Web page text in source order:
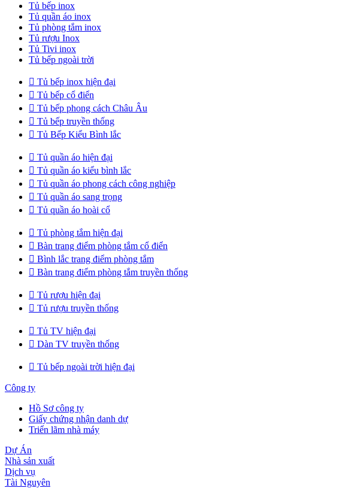
Tủ bếp inox
Tủ quần áo inox
Tủ phòng tắm inox
Tủ rượu Inox
Tủ Tivi inox
Tủ bếp ngoài trời
 Tủ bếp inox hiện đại
 Tủ bếp cổ điển
 Tủ bếp phong cách Châu Âu
 Tủ bếp truyền thống
 Tủ Bếp Kiểu Bình lắc
 Tủ quần áo hiện đại
 Tủ quần áo kiểu bình lắc
 Tủ quần áo phong cách công nghiệp
 Tủ quần áo sang trọng
 Tủ quần áo hoài cổ
 Tủ phòng tắm hiện đại
 Bàn trang điểm phòng tắm cổ điển
 Bình lắc trang điểm phòng tắm
 Bàn trang điểm phòng tắm truyền thống
 Tủ rượu hiện đại
 Tủ rượu truyền thống
 Tủ TV hiện đại
 Dàn TV truyền thống
 Tủ bếp ngoài trời hiện đại
Công ty
Hồ Sơ công ty
Giấy chứng nhận danh dự
Triển lãm nhà máy
Dự Án
Nhà sản xuất
Dịch vụ
Tài Nguyên